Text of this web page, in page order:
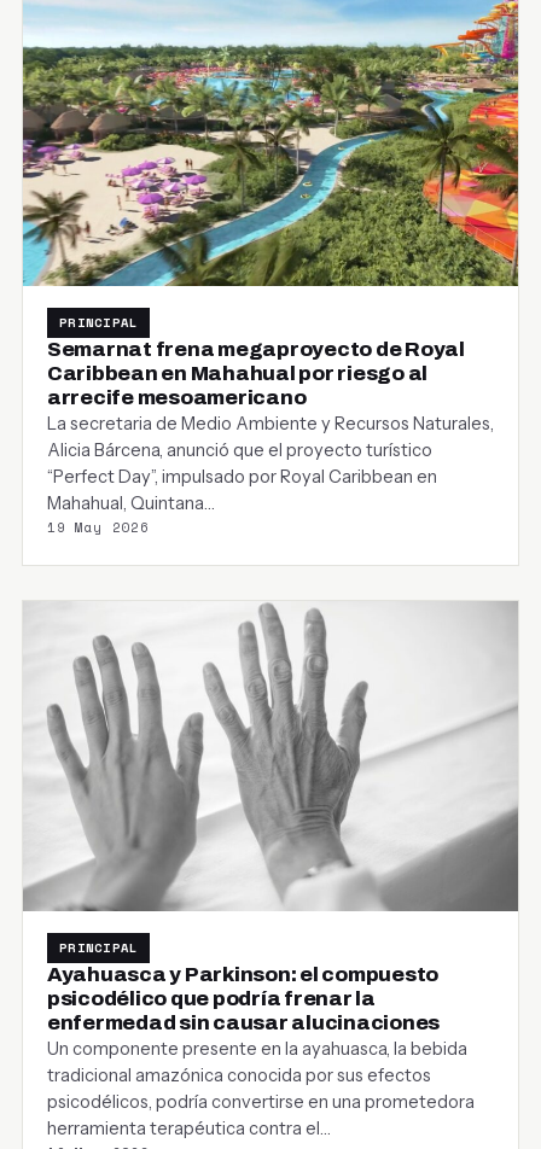
PRINCIPAL
Semarnat frena megaproyecto de Royal
Caribbean en Mahahual por riesgo al
arrecife mesoamericano
La secretaria de Medio Ambiente y Recursos Naturales,
Alicia Bárcena, anunció que el proyecto turístico
“Perfect Day”, impulsado por Royal Caribbean en
Mahahual, Quintana…
19 May 2026
PRINCIPAL
Ayahuasca y Parkinson: el compuesto
psicodélico que podría frenar la
enfermedad sin causar alucinaciones
Un componente presente en la ayahuasca, la bebida
tradicional amazónica conocida por sus efectos
psicodélicos, podría convertirse en una prometedora
herramienta terapéutica contra el…